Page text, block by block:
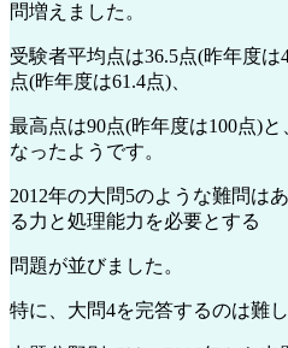
問増えました。
受験者平均点は36.5点(昨年度
点(昨年度は61.4点)、
最高点は90点(昨年度は100点)
なったようです。
2012年の大問5のような難問は
る力と処理能力を必要とする
問題が並びました。
特に、大問4を完答するのは難